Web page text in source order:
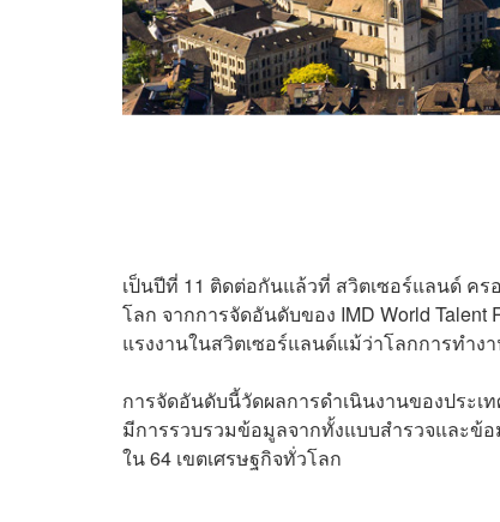
เป็นปีที่ 11 ติดต่อกันแล้วที่ สวิตเซอร์แลนด์ ค
โลก จากการจัดอันดับของ IMD World
แรงงานในสวิตเซอร์แลนด์แม้ว่าโลกการทำง
การจัดอันดับนี้วัดผลการดำเนินงานของประ
มีการรวบรวมข้อมูลจากทั้งแบบสำรวจและข้อ
ใน 64 เขตเศรษฐกิจทั่วโลก